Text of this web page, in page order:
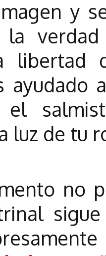
y
la
libertad
ayudado
luz de tu
no